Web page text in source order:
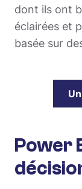
dont ils ont
éclairées et
basée sur
Power